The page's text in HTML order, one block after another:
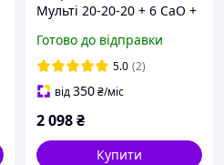
Мульті 20-20-20 + 6 CaO +
Бельгія
Готово до відправки
5.0 (2)
від350₴/міс
2 098₴
Купити